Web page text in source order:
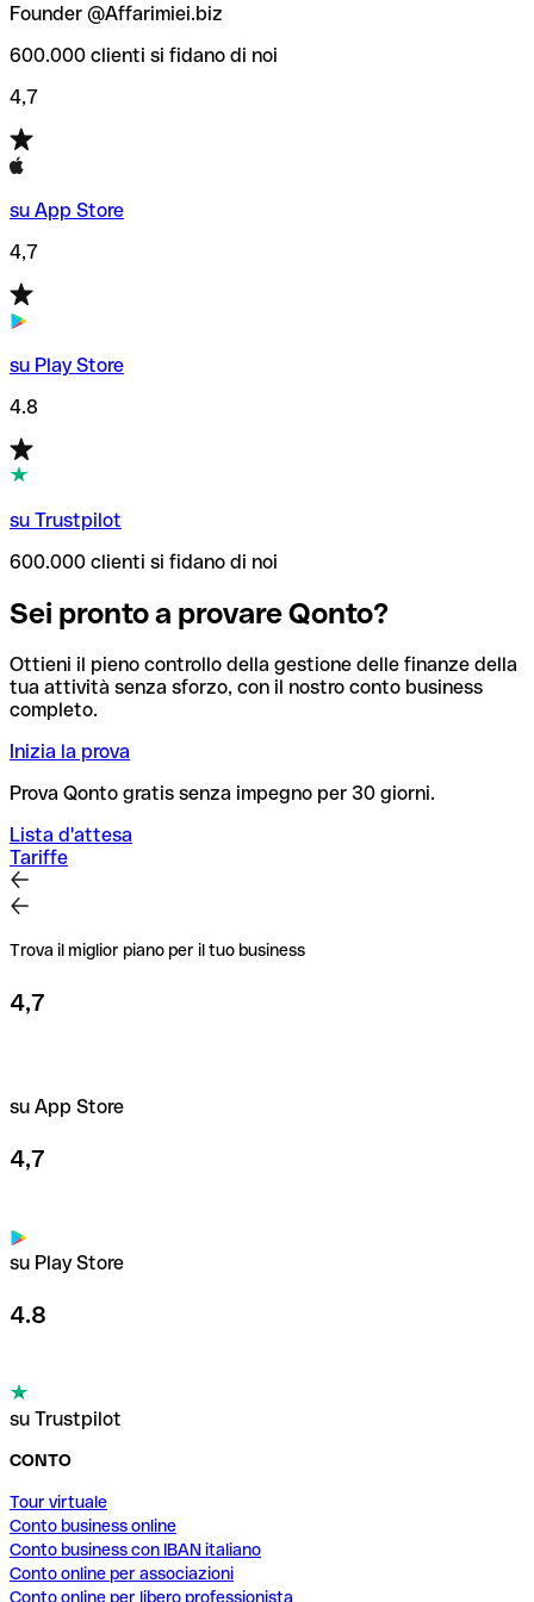
Founder @Affarimiei.biz
600.000 clienti si fidano di noi
4,7
su App Store
4,7
su Play Store
4.8
su Trustpilot
600.000 clienti si fidano di noi
Sei pronto a provare Qonto?
Ottieni il pieno controllo della gestione delle finanze della
tua attività senza sforzo, con il nostro conto business
completo.
Inizia la prova
Prova Qonto gratis senza impegno per 30 giorni.
Lista d'attesa
Tariffe
Trova il miglior piano per il tuo business
4,7
su App Store
4,7
su Play Store
4.8
su Trustpilot
CONTO
Tour virtuale
Conto business online
Conto business con IBAN italiano
Conto online per associazioni
Conto online per libero professionista